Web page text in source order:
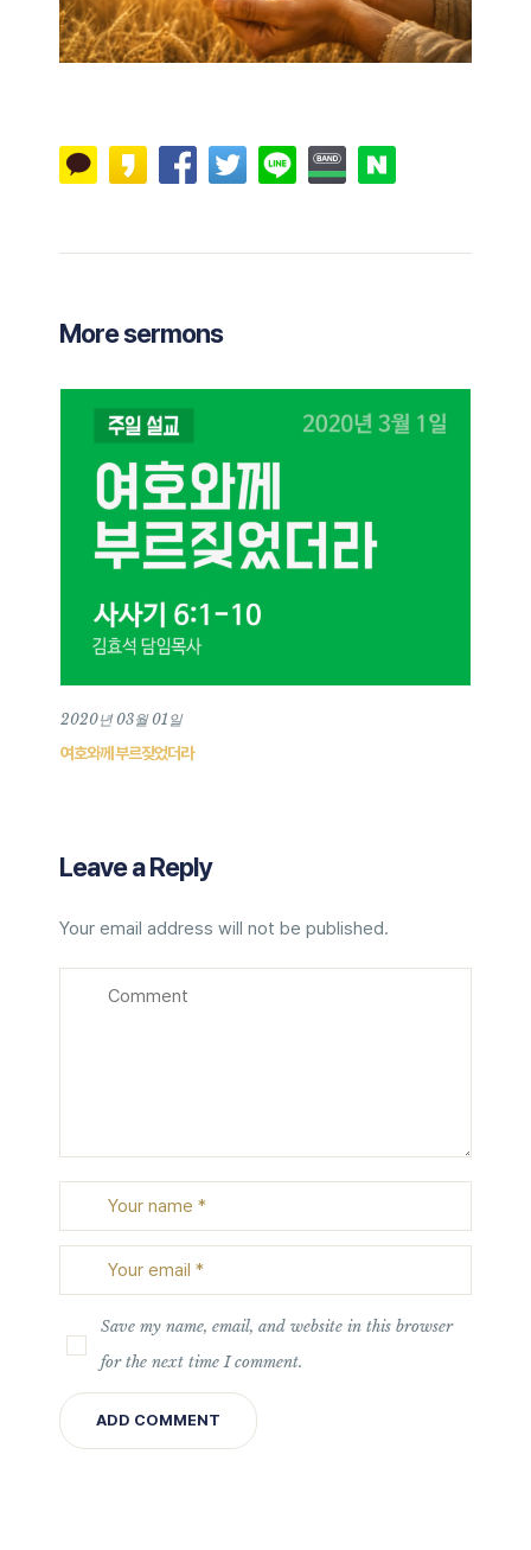
More sermons
2020년 03월 01일
여호와께 부르짖었더라
Leave a Reply
Your email address will not be published.
Save my name, email, and website in this browser
for the next time I comment.